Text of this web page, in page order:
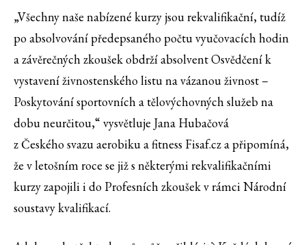
„Všechny naše nabízené kurzy jsou rekvalifikační, tudíž
po absolvování předepsaného počtu vyučovacích hodin
a závěrečných zkoušek obdrží absolvent Osvědčení k
vystavení živnostenského listu na vázanou živnost –
Poskytování sportovních a tělovýchovných služeb na
dobu neurčitou,“ vysvětluje Jana Hubačová
z Českého svazu aerobiku a fitness Fisaf.cz a připomíná,
že v letošním roce se již s některými rekvalifikačními
kurzy zapojili i do Profesních zkoušek v rámci Národní
soustavy kvalifikací.